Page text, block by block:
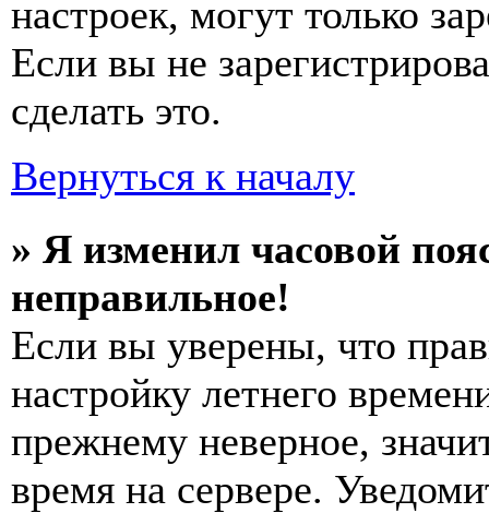
настроек, могут только
Если вы не
сделать это.
Вернуться к началу
» Я изменил часовой
неправильное!
Если вы уверены, что
настройку летнего
прежнему неверное,
время на сервере.